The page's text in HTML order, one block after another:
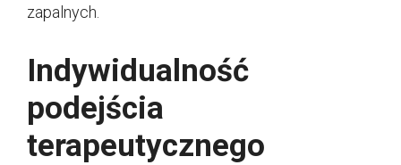
zapalnych.
Indywidualność
podejścia
terapeutycznego